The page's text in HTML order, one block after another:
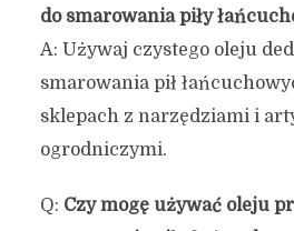
do smarowania piły
A: Używaj czystego oleju
smarowania pił
sklepach z narzędziami i
ogrodniczymi.
Q: Czy mogę używać oleju